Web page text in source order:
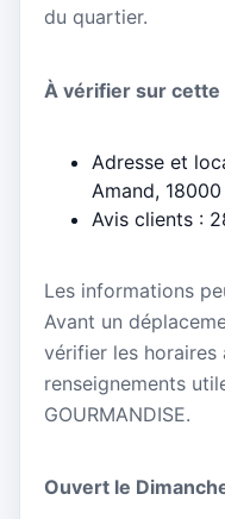
du quartier.
À vérifier sur cette
Adresse et
Amand,
Avis clients :
Les informations
Avant un
vérifier les horaires
renseignements
GOURMANDISE.
Ouvert le